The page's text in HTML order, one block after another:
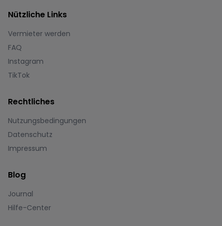
Nützliche Links
Vermieter werden
FAQ
Instagram
TikTok
Rechtliches
Nutzungsbedingungen
Datenschutz
Impressum
Blog
Journal
Hilfe-Center